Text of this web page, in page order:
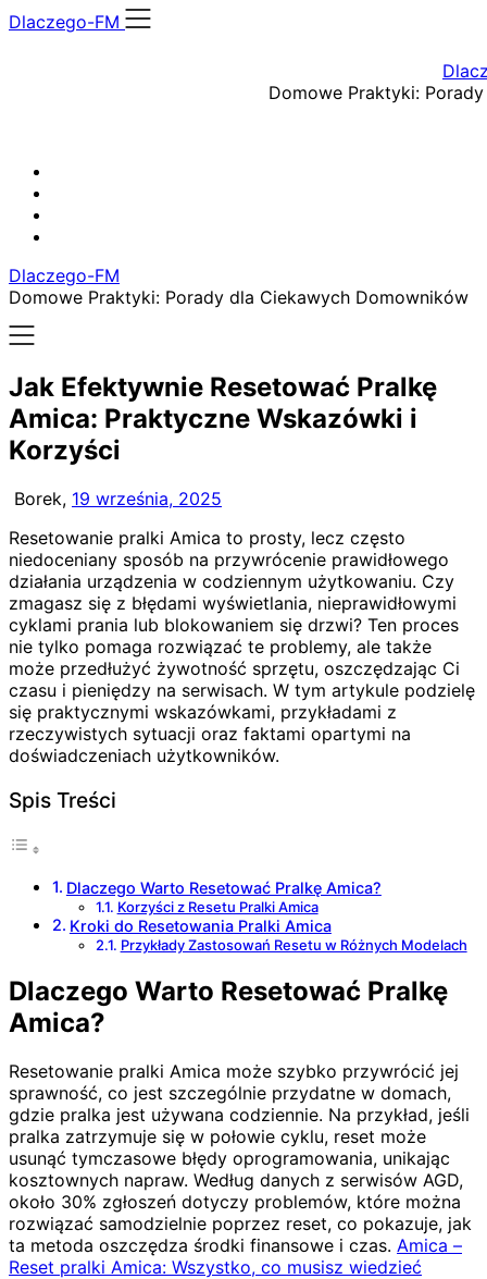
Skip
Dlaczego-FM
Domowe Praktyki:
Dlaczego-FM
Domowe Praktyki: Porady dla Ciekawych Domowników
Jak Efektywnie Resetować Pralkę
Amica: Praktyczne Wskazówki i
Korzyści
Borek, 19 września, 2025
Resetowanie pralki Amica to prosty, lecz często
niedoceniany sposób na przywrócenie prawidłowego
działania urządzenia w codziennym użytkowaniu. Czy
zmagasz się z błędami wyświetlania, nieprawidłowymi
cyklami prania lub blokowaniem się drzwi? Ten proces
nie tylko pomaga rozwiązać te problemy, ale także
może przedłużyć żywotność sprzętu, oszczędzając Ci
czasu i pieniędzy na serwisach. W tym artykule podzielę
się praktycznymi wskazówkami, przykładami z
rzeczywistych sytuacji oraz faktami opartymi na
doświadczeniach użytkowników.
Spis Treści
Dlaczego Warto Resetować Pralkę Amica?
Korzyści z Resetu Pralki Amica
Kroki do Resetowania Pralki Amica
Przykłady Zastosowań Resetu w Różnych Modelach
Dlaczego Warto Resetować Pralkę
Amica?
Resetowanie pralki Amica może szybko przywrócić jej
sprawność, co jest szczególnie przydatne w domach,
gdzie pralka jest używana codziennie. Na przykład, jeśli
pralka zatrzymuje się w połowie cyklu, reset może
usunąć tymczasowe błędy oprogramowania, unikając
kosztownych napraw. Według danych z serwisów AGD,
około 30% zgłoszeń dotyczy problemów, które można
rozwiązać samodzielnie poprzez reset, co pokazuje, jak
ta metoda oszczędza środki finansowe i czas. Amica –
Reset pralki Amica: Wszystko, co musisz wiedzieć